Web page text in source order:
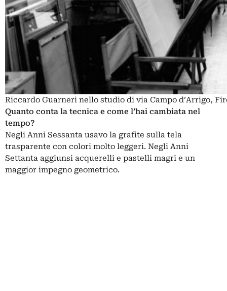
Riccardo Guarneri nello studio di via Campo d’Arrigo,
Quanto conta la tecnica e come l’hai cambiata nel
tempo?
Negli Anni Sessanta usavo la grafite sulla tela
trasparente con colori molto leggeri. Negli Anni
Settanta aggiunsi acquerelli e pastelli magri e un
maggior impegno geometrico.